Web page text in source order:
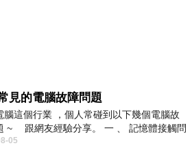
見的電腦故障問題
腦這個行業 ，個人常碰到以下幾個電腦故
~ 跟網友經驗分享。 一 、 記憶體接觸問
體即
05